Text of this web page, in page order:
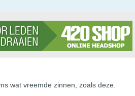
wat vreemde zinnen, zoals deze.